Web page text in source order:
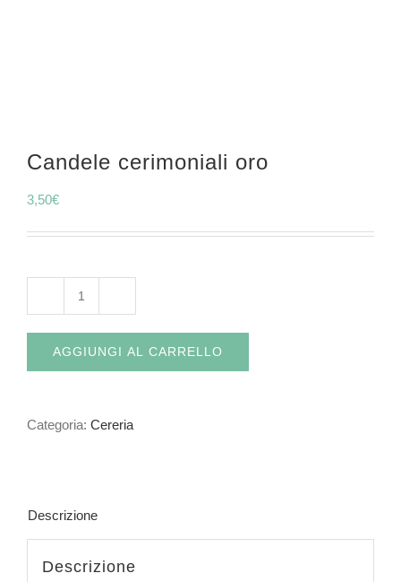
Candele cerimoniali oro
3,50€
cerimoniali
AGGIUNGI AL CARRELLO
Categoria: Cereria
Descrizione
Descrizione